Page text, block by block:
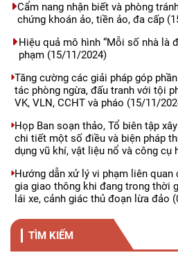
Cẩm nang nhận biết và phòng
chứng khoán ảo, tiền ảo, đa cấp
Hiệu quả mô hình “Mỗi số nhà là
phạm (15/11/2024)
Tăng cường các giải pháp góp
tác phòng ngừa, đấu tranh với tội
VK, VLN, CCHT và pháo (15/11/
Họp Ban soạn thảo, Tổ biên tập
chi tiết một số điều và biện pháp
dụng vũ khí, vật liệu nổ và công cụ
Hướng dẫn xử lý vi phạm liên quan
gia giao thông khi đang trong thời
lái xe, cảnh giác thủ đoạn lừa đảo
TÌM KIẾM